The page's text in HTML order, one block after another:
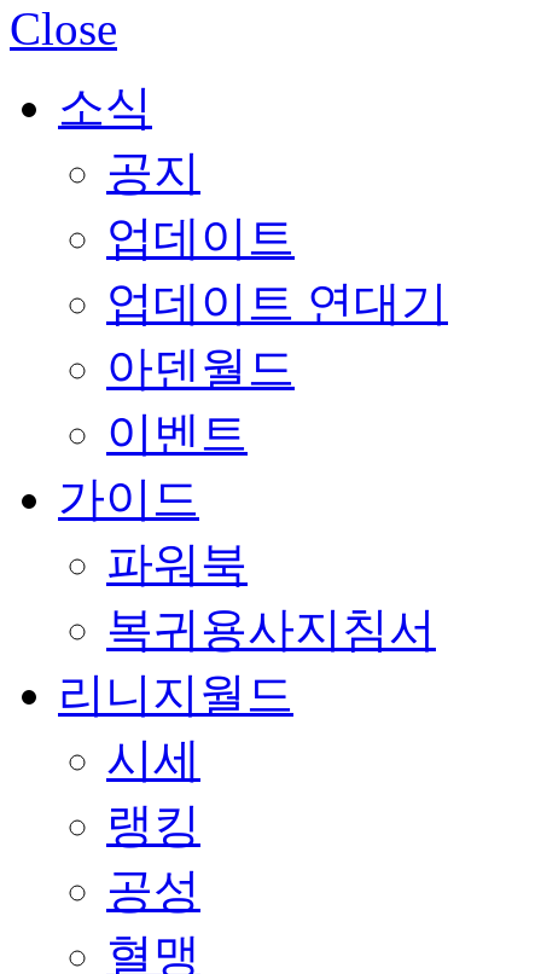
Close
소식
공지
업데이트
업데이트 연대기
아덴월드
이벤트
가이드
파워북
복귀용사지침서
리니지월드
시세
랭킹
공성
혈맹